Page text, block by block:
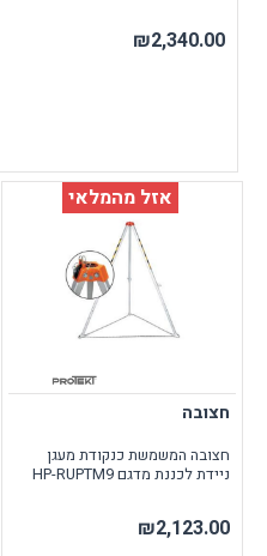
₪2,340.00
אזל מהמלאי
חצובה
חצובה המשמשת כנקודת מעגן
ניידת לכננת מדגם HP-RUPTM9
₪2,123.00